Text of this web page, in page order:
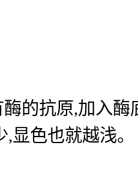
的抗原,加入
显色也就越浅。